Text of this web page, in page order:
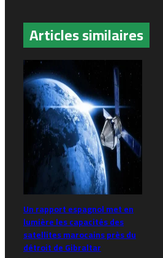
Articles similaires
Un rapport espagnol met en
lumière les capacités des
satellites marocains près du
détroit de Gibraltar